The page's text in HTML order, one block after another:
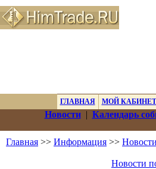
ГЛАВНАЯ МОЙ КАБИНЕТ
Новости| Календарь
Главная >> Информация >> Новости
Новости